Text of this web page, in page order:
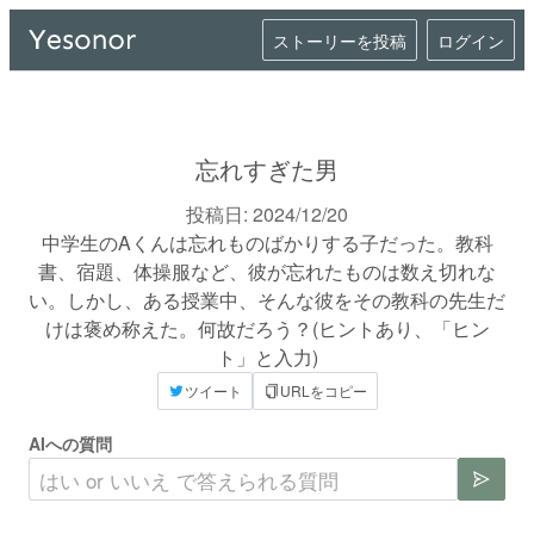
ストーリーを投稿 ログイン
忘れすぎた男
投稿日: 2024/12/20
中学生のAくんは忘れものばかりする子だった。教科
書、宿題、体操服など、彼が忘れたものは数え切れな
い。しかし、ある授業中、そんな彼をその教科の先生だ
けは褒め称えた。何故だろう？(ヒントあり、「ヒン
ト」と入力)
ツイート URLをコピー
AIへの質問